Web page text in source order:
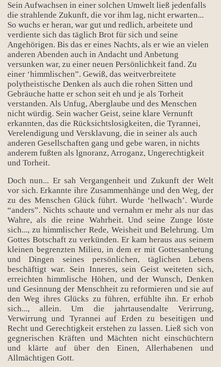
Sein Aufwachsen in einer solchen Umwelt ließ jedenfalls
die strahlende Zukunft, die vor ihm lag, nicht erwarten...
So wuchs er heran, war gut und redlich, arbeitete und
verdiente sich das täglich Brot für sich und seine
Angehörigen. Bis das er eines Nachts, als er wie an vielen
anderen Abenden auch in Andacht und Anbetung
versunken war, zu einer neuen Persönlichkeit fand. Zu
einer ‘himmlischen”. Gewiß, das weitverbreitete
polytheistische Denken als auch die rohen Sitten und
Gebräuche hatte er schon seit eh und je als Torheit
verstanden. Als Unfug, Aberglaube und des Menschen
nicht würdig. Sein wacher Geist, seine klare Vernunft
erkannten, das die Rücksichtslosigkeiten, die Tyrannei,
Verelendigung und Versklavung, die in seiner als auch
anderen Gesellschaften gang und gebe waren, in nichts
anderem fußten als lgnoranz, Arroganz, Ungerechtigkeit
und Torheit.
Doch nun... Er sah Vergangenheit und Zukunft der Welt
vor sich. Erkannte ihre Zusammenhänge und den Weg, der
zu des Menschen Glück führt. Wurde ‘hellwach’. Wurde
“anders”. Nichts schaute und vernahm er mehr als nur das
Wahre, als die reine Wahrheit. Und seine Zunge löste
sich..., zu himmlischer Rede, Weisheit und Belehrung. Um
Gottes Botschaft zu verkünden. Er kam heraus aus seinem
kleinen begrenzten Milieu, in dem er mit Gottesanbetung
und Dingen seines persönlichen, täglichen Lebens
beschäftigt war. Sein Inneres, sein Geist weiteten sich,
erreichten himmlische Höhen, und der Wunsch, Denken
und Gesinnung der Menschheit zu reformieren und sie auf
den Weg ihres Glücks zu führen, erfühlte ihn. Er erhob
sich..., allein. Um die jahrtausendalte Verirrung,
Verwirrung und Tyrannei auf Erden zu beseitigen und
Recht und Gerechtigkeit erstehen zu lassen. Ließ sich von
gegnerischen Kräften und Mächten nicht einschüchtern
und klärte auf über den Einen, Allerhabenen und
Allmächtigen Gott.